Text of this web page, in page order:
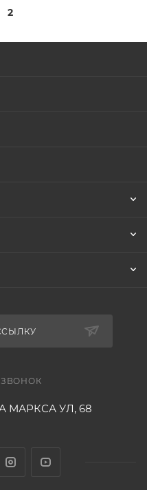
2
ЗВОНОК
МАРКСА УЛ, 68